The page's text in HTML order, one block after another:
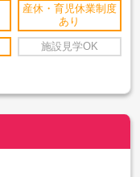
産休・育児休業制度
あり
施設見学OK